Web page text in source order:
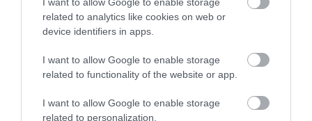
related to analytics like cookies on web or
device identifiers in apps.
I want to allow Google to enable storage
related to functionality of the website or app.
I want to allow Google to enable storage
related to personalization.
A TUDÓSOK 262 ÚJ FAJT
MEGINT FINOMAN JELEZTE:
KORAI MÉG MINDENTUDÓNAK
ÖTVEN ÉVIG ROSSZ NÉVEN
MACSKA LELETE – AZTÁN